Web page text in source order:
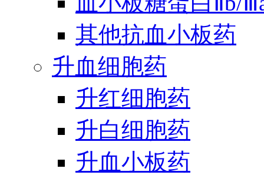
其他抗血小板药
升血细胞药
升红细胞药
升白细胞药
升血小板药